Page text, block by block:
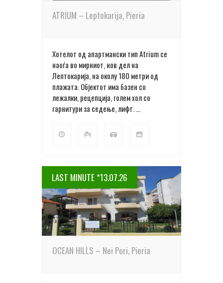
ATRIUM – Leptokarija, Pieria
Хотелот од апартмански тип Atrium се
наоѓа во мирниот, нов дел на
Лептокарија, на околу 180 метри од
плажата. Објектот има базен со
лежалки, рецепција, голем хол со
гарнитури за седење, лифт. ...
LAST MINUTE *13.07.26
ПОВЕЌЕ ДЕТАЛИ
OCEAN HILLS – Nei Pori, Pieria